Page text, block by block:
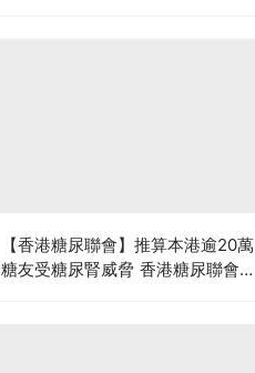
【香港糖尿聯會】推算本港逾20萬
糖友受糖尿腎威脅 香港糖尿聯會